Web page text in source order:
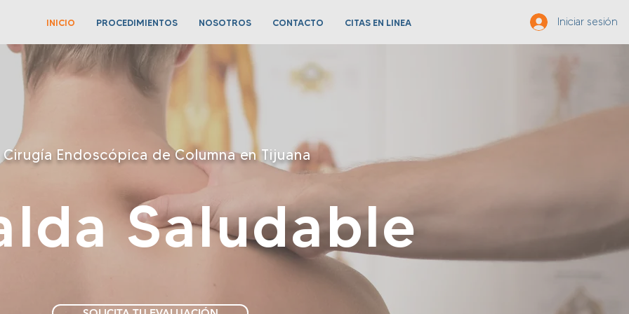
INICIO PROCEDIMIENTOS NOSOTROS CONTACTO CITAS EN LINEA Iniciar sesión
Cirugía Endoscópica de Columna en Tijuana
Saludable